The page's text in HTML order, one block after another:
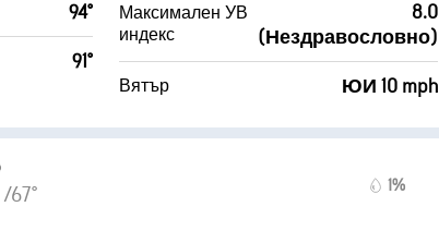
94°
91°
Максимален УВ
индекс
8.0
(Нездравословно)
Вятър ЮИ 10 mph
/67° 1%